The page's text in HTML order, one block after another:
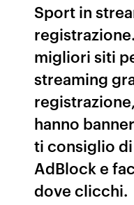
Sport in
migliori siti
streaming
hanno
ti consiglio
AdBlock e
dove clicchi.